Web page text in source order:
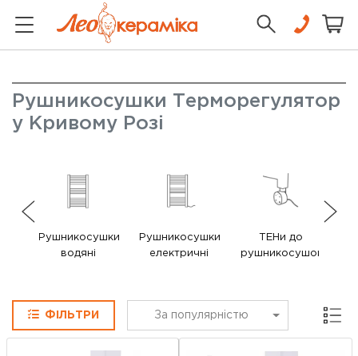
Рушникосушки Терморегулятор
у Кривому Розі
Рушникосушки
водяні
Рушникосушки
електричні
ТЕНи до
рушникосушок
ФІЛЬТРИ За популярністю Сітка